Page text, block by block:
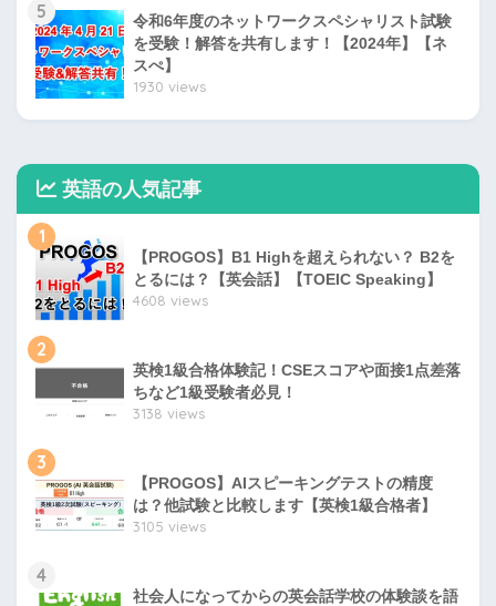
5
令和6年度のネットワークスペシャリスト試験
を受験！解答を共有します！【2024年】【ネ
スぺ】
1930 views
英語の人気記事
1
【PROGOS】B1 Highを超えられない？ B2を
とるには？【英会話】【TOEIC Speaking】
4608 views
2
英検1級合格体験記！CSEスコアや面接1点差落
ちなど1級受験者必見！
3138 views
3
【PROGOS】AIスピーキングテストの精度
は？他試験と比較します【英検1級合格者】
3105 views
4
社会人になってからの英会話学校の体験談を語